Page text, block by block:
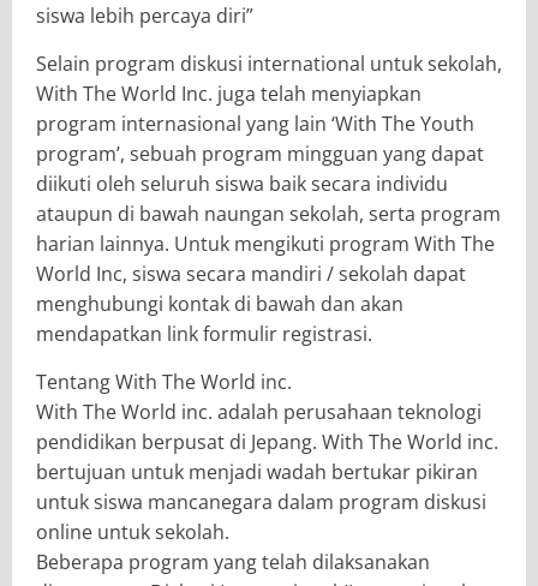
siswa lebih percaya diri”
Selain program diskusi international untuk sekolah,
With The World Inc. juga telah menyiapkan
program internasional yang lain ‘With The Youth
program’, sebuah program mingguan yang dapat
diikuti oleh seluruh siswa baik secara individu
ataupun di bawah naungan sekolah, serta program
harian lainnya. Untuk mengikuti program With The
World Inc, siswa secara mandiri / sekolah dapat
menghubungi kontak di bawah dan akan
mendapatkan link formulir registrasi.
Tentang With The World inc.
With The World inc. adalah perusahaan teknologi
pendidikan berpusat di Jepang. With The World inc.
bertujuan untuk menjadi wadah bertukar pikiran
untuk siswa mancanegara dalam program diskusi
online untuk sekolah.
Beberapa program yang telah dilaksanakan